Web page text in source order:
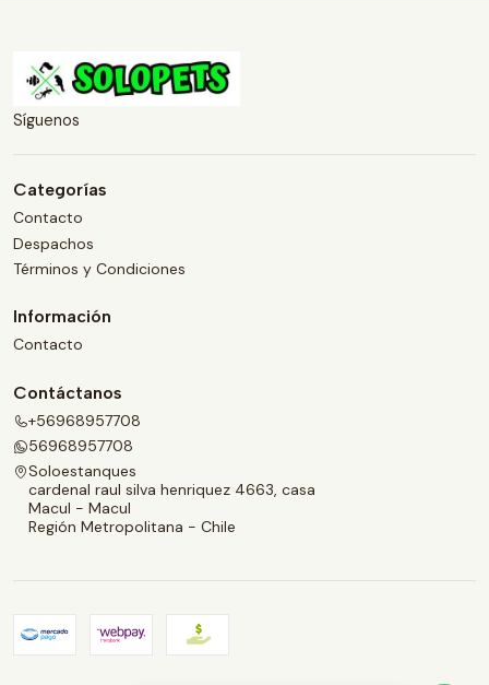
Síguenos
Categorías
Contacto
Despachos
Términos y Condiciones
Información
Contacto
Contáctanos
+56968957708
56968957708
Soloestanques
cardenal raul silva henriquez 4663, casa
Macul - Macul
Región Metropolitana - Chile